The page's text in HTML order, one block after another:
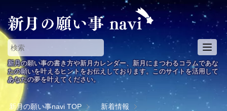
T
o
g
g
e
新月の願い事の書き方や新月カレンダー、新月にまつわるコラムであな
たの願いを叶えるヒントをお伝えしております。このサイトを活用して
あなたの夢を叶えてください。
新月の願い事navi TOP 新着情報